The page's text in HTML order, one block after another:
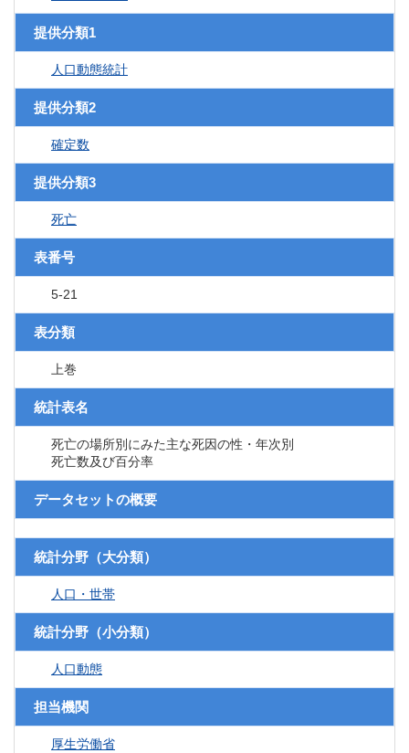
提供分類1
人口動態統計
提供分類2
確定数
提供分類3
死亡
表番号
5-21
表分類
上巻
統計表名
死亡の場所別にみた主な死因の性・年次別
死亡数及び百分率
データセットの概要
統計分野（大分類）
人口・世帯
統計分野（小分類）
人口動態
担当機関
厚生労働省